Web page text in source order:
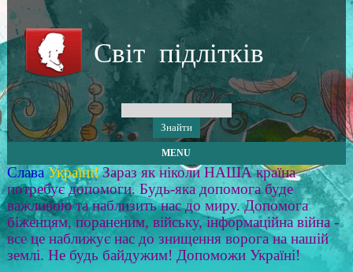
Світ підлітків
MENU
Слава Україні! Зараз як ніколи НАША країна
потребує допомоги. Будь-яка допомога буде
важливою та наблизить нас до миру. Допомога
біженцям, пораненим, війську, інформаційна війна -
все це наближує нас до знищення ворога на нашій
землі. Не будь байдужим! Допоможи Україні!